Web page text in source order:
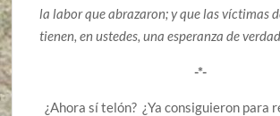
la labor que abrazaron; y que las víctimas
tienen, en ustedes, una esperanza de
-*-
¿Ahora sí telón? ¿Ya consiguieron para